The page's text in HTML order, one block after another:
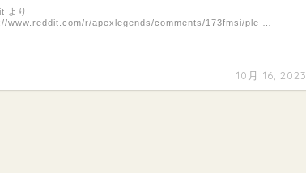
10月 16, 2023
より
www.reddit.com/r/apexlegends/comments/173fmsi/ple …